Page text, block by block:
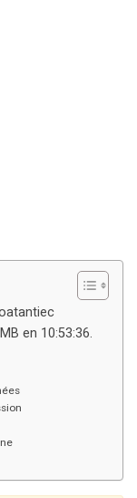
en 10:53:36.